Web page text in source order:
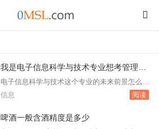
我是电子信息科学与技术专业想考管理类
研究生考哪个专业比较合适
电子信息科学与技术这个专业的未来前景怎么
样 对掌握电子信息科学与技术的人才渴求更
还为专业人才提供了广阔的职业发展空间。深造
信息 阅读
啤酒一般含酒精度是多少